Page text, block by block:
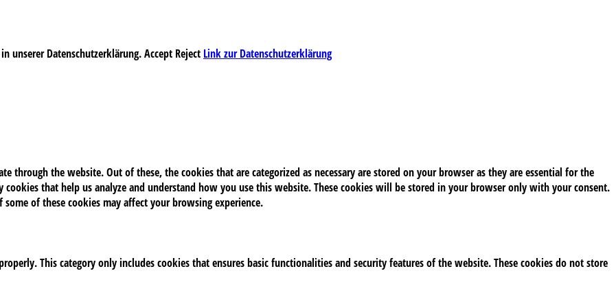
unserer Datenschutzerklärung.Accept Reject Link zur Datenschutzerklärung
through the website. Out of these, the cookies that are categorized as necessary are stored on your browser as they are essential for the
that help us analyze and understand how you use this website. These cookies will be stored in your browser only with your consent.
of these cookies may affect your browsing experience.
This category only includes cookies that ensures basic functionalities and security features of the website. These cookies do not store